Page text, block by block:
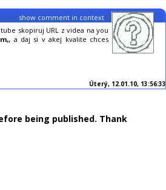
show comment in context
skopiruj URL z videa na you
a daj si v akej kvalite chces
Úterý, 12.01.10, 13:56:33
being published. Thank